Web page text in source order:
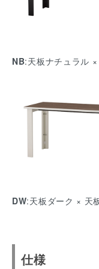
NB:天板ナチュラル
DW:天板ダーク × 天
仕様